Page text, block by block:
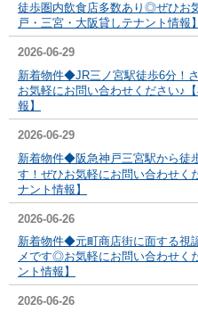
徒歩圏内飲食店多数あり◎ぜひお
戸・三宮・大阪貸しテナント情報】
2026-06-29
新着物件◆JR三ノ宮駅徒歩6分！
お気軽にお問い合わせください♪
報】
2026-06-29
新着物件◆阪急神戸三宮駅から
す！ ぜひお気軽にお問い合わせく
ナント情報】
2026-06-26
新着物件◆元町商店街に面する視
メです◎お気軽にお問い合わせく
ント情報】
2026-06-26